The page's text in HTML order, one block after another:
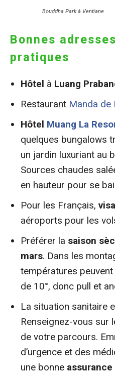
Bouddha Park à Ventiane
Bonnes
pratiques
Hôtel à Luang
Restaurant Manda de
Hôtel Muang La
quelques bungalows
un jardin luxuriant au
Sources chaudes
en hauteur pour se
Pour les Français,
aéroports pour les
Préférer la saison
mars. Dans les
températures
de 10°, donc pull et
La situation sanitaire
Renseignez-vous sur
de votre parcours.
d’urgence et des
une bonne assurance